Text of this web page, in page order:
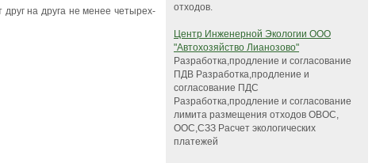
на друга не менее четырех-
отходов.
Центр Инженерной Экологии ООО
"Автохозяйство Лианозово"
Разработка,продление и согласование
ПДВ Разработка,продление и
согласование ПДС
Разработка,продление и согласование
лимита размещения отходов ОВОС,
ООС,СЗЗ Расчет экологических
платежей